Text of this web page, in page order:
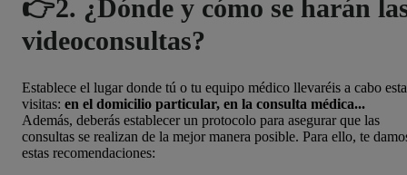
👉2. ¿Dónde y cómo se harán
videoconsultas?
Establece el lugar donde tú o tu equipo médico llevaréis a cabo
visitas: en el domicilio particular, en la consulta médica...
Además, deberás establecer un protocolo para asegurar que las
consultas se realizan de la mejor manera posible. Para ello, te
estas recomendaciones: